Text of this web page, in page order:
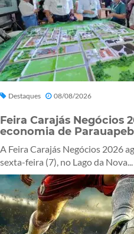
Destaques 08/08/2026
Feira Carajás Negócios
economia de
A Feira Carajás Negócios 2026
sexta-feira (7), no Lago da Nova...